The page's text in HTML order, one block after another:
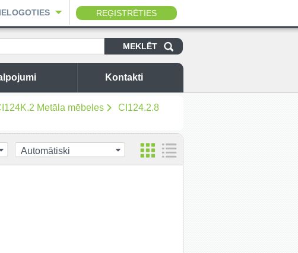
IELOGOTIES REĢISTRĒTIES
Kontakti
Metāla mēbeles
CI124.2.8
Automātiski